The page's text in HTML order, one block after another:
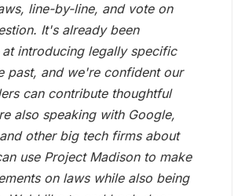
line-by-line, and vote on
It's already been
at introducing legally specific
past, and we're confident our
can contribute thoughtful
also speaking with Google,
other big tech firms about
use Project Madison to make
on laws while also being